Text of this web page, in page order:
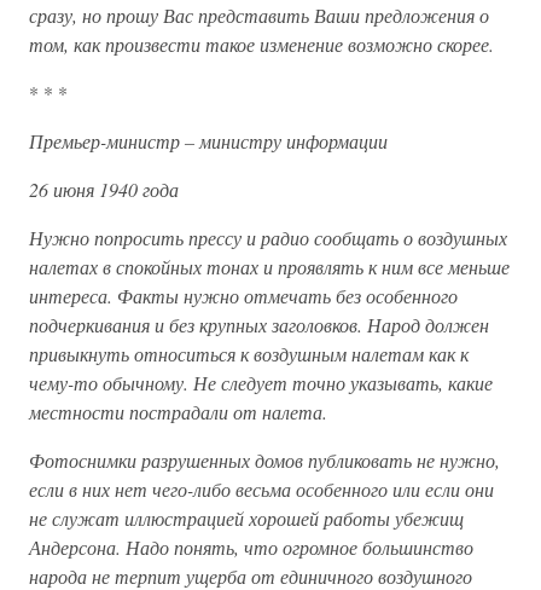
сразу, но прошу Вас представить Ваши предложения о
том, как произвести такое изменение возможно скорее.
* * *
Премьер-министр – министру информации
26 июня 1940 года
Нужно попросить прессу и радио сообщать о воздушных
налетах в спокойных тонах и проявлять к ним все меньше
интереса. Факты нужно отмечать без особенного
подчеркивания и без крупных заголовков. Народ должен
привыкнуть относиться к воздушным налетам как к
чему-то обычному. Не следует точно указывать, какие
местности пострадали от налета.
Фотоснимки разрушенных домов публиковать не нужно,
если в них нет чего-либо весьма особенного или если они
не служат иллюстрацией хорошей работы убежищ
Андерсона. Надо понять, что огромное большинство
народа не терпит ущерба от единичного воздушного